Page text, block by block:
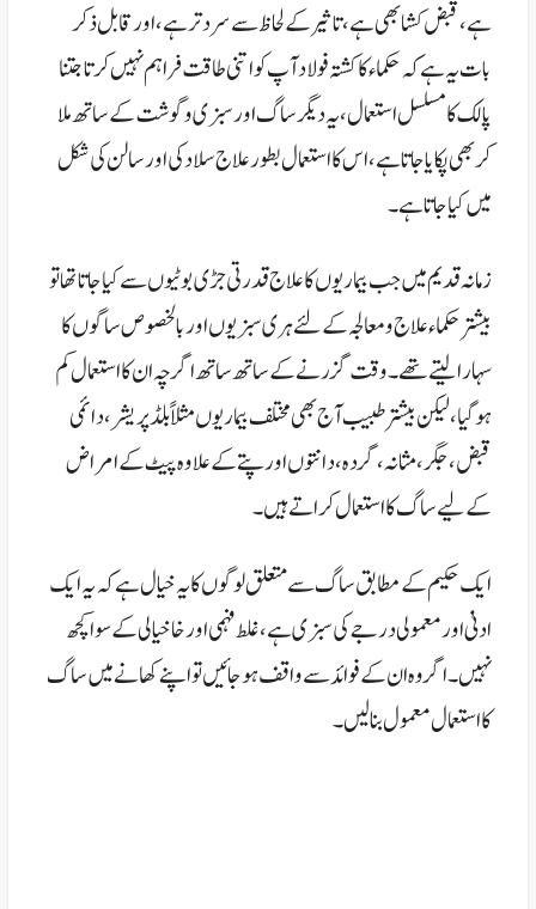
ہے، قبض کشا بھی ہے، تاثیر کے لحاظ سے سرد تر ہے، اور قابل ذکر
بات یہ ہے کہ حکماء کا کشتہ فولاد آپ کو اتنی طاقت فراہم نہیں کرتا جتنا
پالک کا مسلسل استعمال، یہ دیگر ساگ اور سبزی و گوشت کے ساتھ ملا
کر بھی پکایا جاتا ہے، اس کا استعمال بطور علاج سلاد کی اور سالن کی شکل
میں کیا جاتا ہے۔
زمانہ قدیم میں جب بیماریوں کا علاج قدرتی جڑی بوٹیوں سے کیا جاتا تھا تو
بیشتر حکماء علاج و معالجہ کے لئے ہری سبزیوں اور بالخصوص ساگوں کا
سہارا لیتے تھے۔وقت گزرنے کے ساتھ ساتھ اگر چہ ان کا استعمال کم
ہو گیا، لیکن بیشتر طبیب آج بھی مختلف بیماریوں مثلاً بلڈ پریشر، دائمی
قبض، جگر، مثانہ، گردہ، دانتوں اور پتے کے علاوہ پیٹ کے امراض
کے لیے ساگ کا استعمال کراتے ہیں۔
ایک حکیم کے مطابق ساگ سے متعلق لوگوں کا یہ خیال ہے کہ یہ ایک
ادنیٰ اور معمولی درجے کی سبزی ہے،غلط فہمی اور خا خیالی کے سوا کچھ
نہیں۔ اگر وہ ان کے فوائد سے واقف ہو جائیں تو اپنے کھانے میں ساگ
کا استعمال معمول بنا لیں۔